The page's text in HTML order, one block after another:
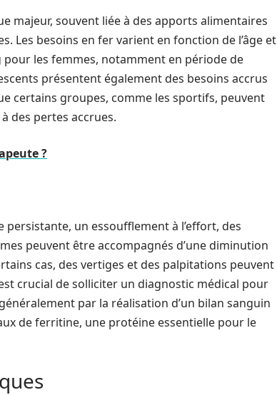
majeur, souvent liée à des apports alimentaires
Les besoins en fer varient en fonction de l’âge et
les femmes, notamment en période de
présentent également des besoins accrus
certains groupes, comme les sportifs, peuvent
des pertes accrues.
?
persistante, un essoufflement à l’effort, des
peuvent être accompagnés d’une diminution
cas, des vertiges et des palpitations peuvent
crucial de solliciter un diagnostic médical pour
par la réalisation d’un bilan sanguin
de ferritine, une protéine essentielle pour le